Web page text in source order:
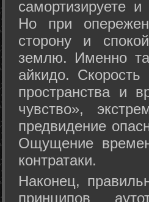
самортизируете и
Но при
сторону и
землю. Именно
айкидо. Скорость
пространства и
чувство»,
предвидение
Ощущение
контратаки.
Наконец,
принципов